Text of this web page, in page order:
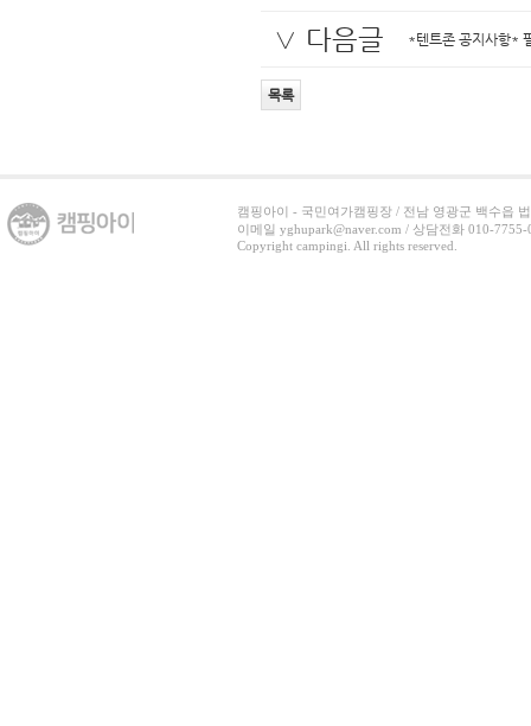
∨ 다음글 *텐트존 공지사항*
목록
캠핑아이 - 국민여가캠핑장 / 전남 영광군 백수읍
이메일 yghupark@naver.com / 상담전화 010-
Copyright campingi. All rights reserved.